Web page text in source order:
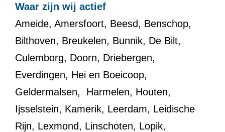
Waar zijn wij actief
Ameide, Amersfoort, Beesd, Benschop,
Bilthoven, Breukelen, Bunnik, De Bilt,
Culemborg, Doorn, Driebergen,
Everdingen, Hei en Boeicoop,
Geldermalsen, Harmelen, Houten,
Ijsselstein, Kamerik, Leerdam, Leidische
Rijn, Lexmond, Linschoten, Lopik,